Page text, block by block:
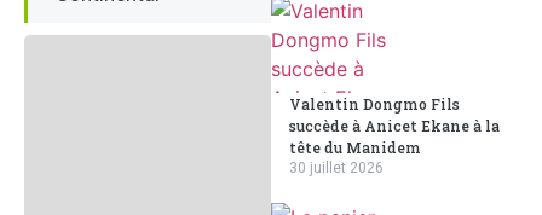
Valentin Dongmo Fils
succède à Anicet Ekane à la
tête du Manidem
30 juillet 2026